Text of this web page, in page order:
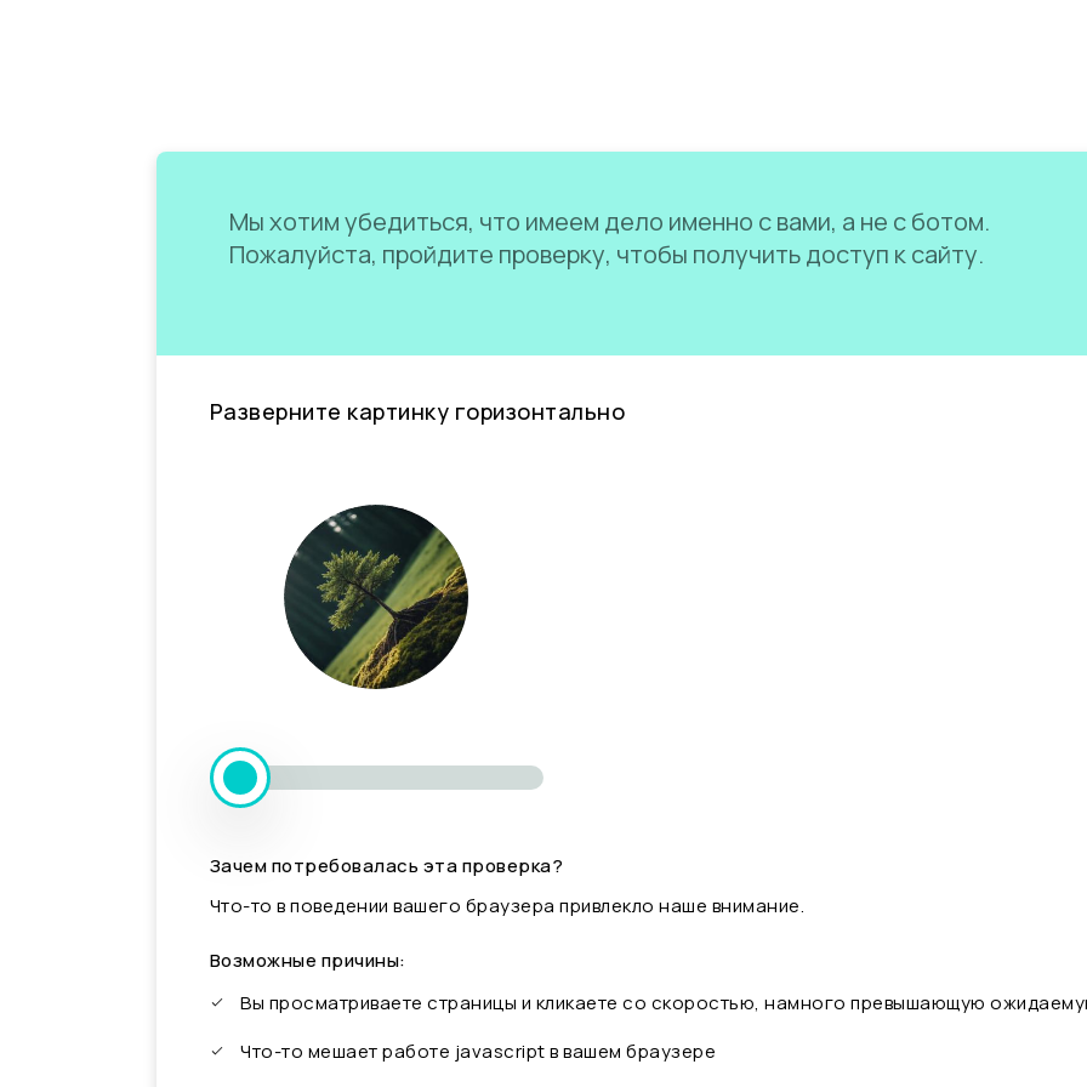
Мы хотим убедиться, что имеем дело именно с вами, а не с ботом.
Пожалуйста, пройдите проверку, чтобы получить доступ к сайту.
Разверните картинку горизонтально
Зачем потребовалась эта проверка?
Что-то в поведении вашего браузера привлекло наше внимание.
Возможные причины:
Вы просматриваете страницы и кликаете со скоростью, намного превышающую
Что-то мешает работе javascript в вашем браузере